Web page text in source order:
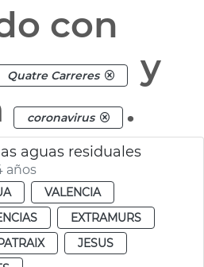
con
Quatre Carreres
y
coronavirus .
aguas residuales
años
VALENCIA
EXTRAMURS
JESUS